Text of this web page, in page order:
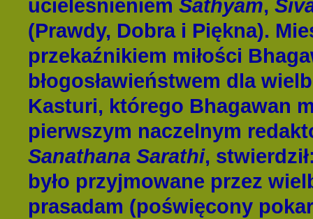
ucieleśnieniem Sathyam,
(Prawdy, Dobra i Piękna).
przekaźnikiem miłości
błogosławieństwem dla
Kasturi, którego Bhagawan
pierwszym naczelnym
Sanathana Sarathi,
było przyjmowane przez
prasadam (poświęcony